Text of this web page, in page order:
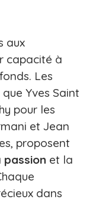
aux
capacité à
Les
Yves Saint
pour les
et Jean
proposent
passion et la
dans